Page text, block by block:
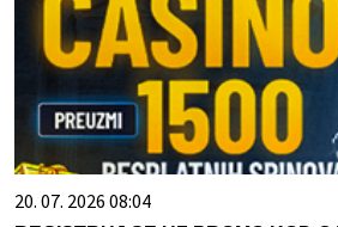
20. 07. 2026 08:04